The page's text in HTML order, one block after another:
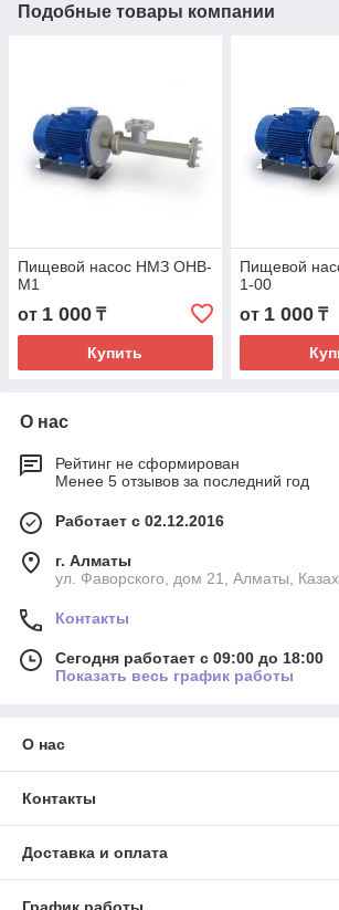
Подобные товары компании
Пищевой насос НМЗ ОНВ-
М1
от 1 000 ₸
Купить
Пищевой
1-00
от 1 000₸
О нас
Рейтинг не сформирован
Менее 5 отзывов за последний год
Работает с 02.12.2016
г. Алматы
ул. Фаворского, дом 21, Алматы,
Контакты
Сегодня работает с 09:00 до 18:00
Показать весь график работы
О нас
Контакты
Доставка и оплата